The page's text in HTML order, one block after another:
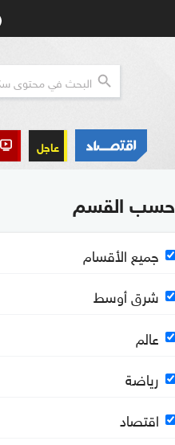
عاجل
حسب القسم
جميع الأقسام
شرق أوسط
عالم
رياضة
اقتصاد